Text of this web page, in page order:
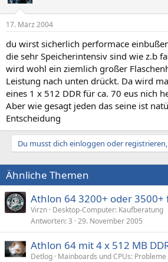
17. März 2004
du wirst sicherlich performace
die sehr Speicherintensiv sind wie z.b
wird wohl ein ziemlich großer
Leistung nach unten drückt. Da wird
eines 1 x 512 DDR für ca. 70 eus nich
Aber wie gesagt jeden das seine ist
Entscheidung
Du musst dich einloggen oder
Ähnliche Themen
Athlon 64 3200+ oder 3500+
Virzn Desktop-Computer: Kaufberatung
Antworten 3 29. November 2005
Athlon 64 mit 4 x 512 MB
Detlog Mainboards und CPUs: